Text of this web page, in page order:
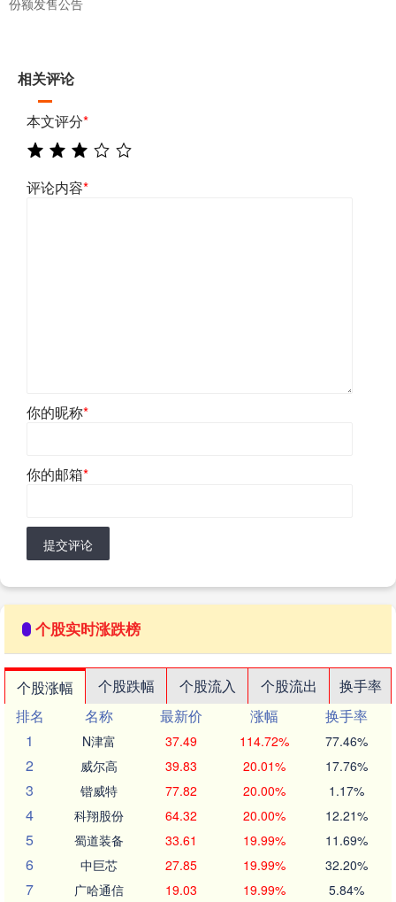
相关评论
本文评分*
评论内容*
你的昵称*
你的邮箱*
提交评论
个股实时涨跌榜
个股涨幅 个股跌幅 个股流入 个股流出
换手率
排名
名称 最新价 涨幅
换手率
1
N津富 37.49 114.72% 77.46%
2 威尔高 39.83 20.01% 17.76%
3 锴威特 77.82 20.00% 1.17%
4 科翔股份 64.32 20.00% 12.21%
5 蜀道装备 33.61 19.99% 11.69%
6 中巨芯 27.85 19.99% 32.20%
7 广哈通信 19.03 19.99% 5.84%